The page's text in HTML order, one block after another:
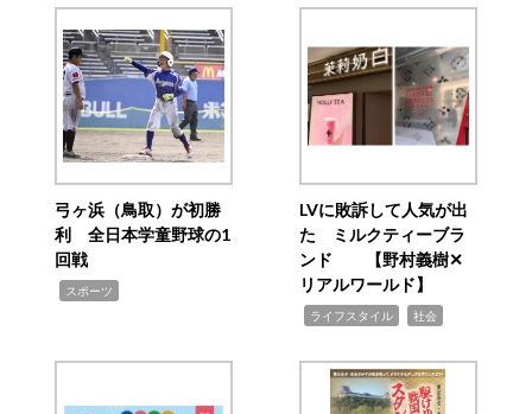
弓ヶ浜（鳥取）が初勝
利 全日本学童野球の1
回戦
スポーツ
LVに敗訴して人気が出
た ミルクティーブラ
ンド 【野村義樹✕
リアルワールド】
ライフスタイル 社会